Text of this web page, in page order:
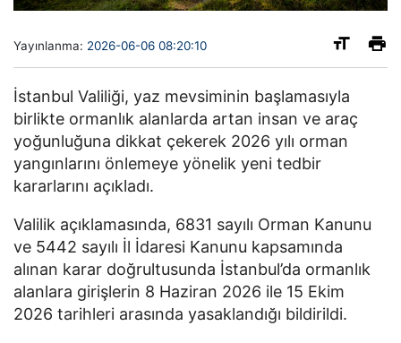
Yayınlanma: 2026-06-06 08:20:10
İstanbul Valiliği, yaz mevsiminin başlamasıyla
birlikte ormanlık alanlarda artan insan ve araç
yoğunluğuna dikkat çekerek 2026 yılı orman
yangınlarını önlemeye yönelik yeni tedbir
kararlarını açıkladı.
Valilik açıklamasında, 6831 sayılı Orman Kanunu
ve 5442 sayılı İl İdaresi Kanunu kapsamında
alınan karar doğrultusunda İstanbul’da ormanlık
alanlara girişlerin 8 Haziran 2026 ile 15 Ekim
2026 tarihleri arasında yasaklandığı bildirildi.